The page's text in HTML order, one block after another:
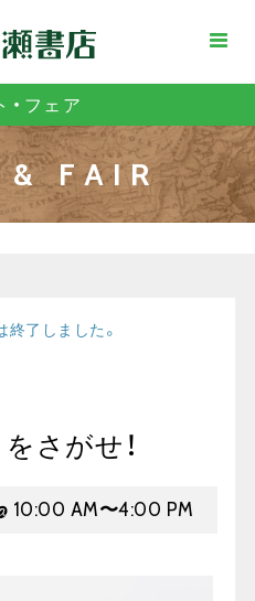
・フェア
& FAIR
了しました。
さがせ！
10:00 AM〜4:00 PM